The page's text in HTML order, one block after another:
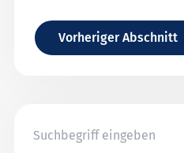
Vorheriger Abschnitt